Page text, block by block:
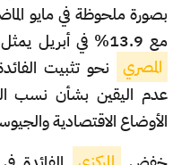
مع 13.9% في أبريل يمثل عاملاً حاسماً سيدفع
المصري نحو تثبيت
عدم اليقين بشأن نسب
الأوضاع الاقتصادية